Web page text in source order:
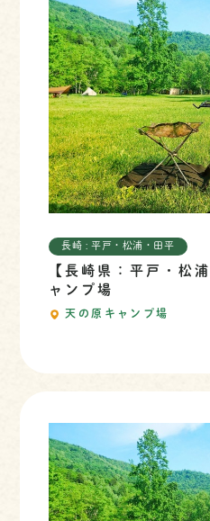
長崎 : 平戸・松浦・田平
【長崎県：平戸・松
ャンプ場
天の原キャンプ場